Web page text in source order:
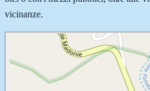
vicinanze.